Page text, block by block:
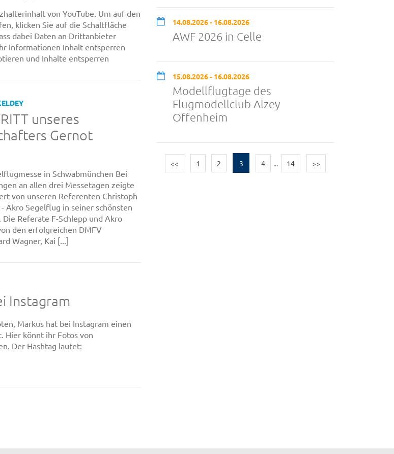
von YouTube. Um auf den
klicken Sie auf die Schaltfläche
dabei Daten an Drittanbieter
Informationen Inhalt entsperren
und Inhalte entsperren
unseres
Gernot
in Schwabmünchen Bei
an allen drei Messetagen zeigte
von unseren Referenten Christoph
Akro Segelflug in seiner schönsten
Referate F-Schlepp und Akro
den erfolgreichen DMFV
Wagner, Kai [...]
Instagram
Markus hat bei Instagram einen
Hier könnt ihr Fotos von
Der Hashtag lautet:
14.08.2026 - 16.08.2026
AWF 2026 in Celle
15.08.2026 - 16.08.2026
Modellflugtage des
Flugmodellclub Alzey
Offenheim
<< 1 2 3 4 ... 14 >>